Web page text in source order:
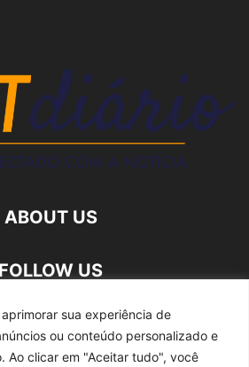
sua experiência de
ou conteúdo personalizado e
Ao clicar em "Aceitar tudo", você
ABOUT US
FOLLOW US